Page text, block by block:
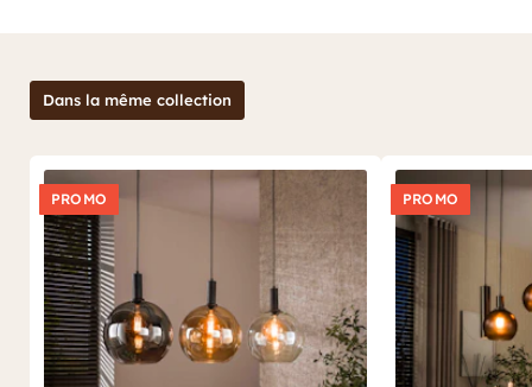
Dans la même collection
PROMO PROMO